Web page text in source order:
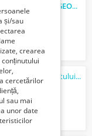
PNRR-
Dr.GEORGESCU
Apartament 2 camere | Palatul Parlamentului - Unirii
și/sau
crearea
cercetărilor
sau mai
unor date